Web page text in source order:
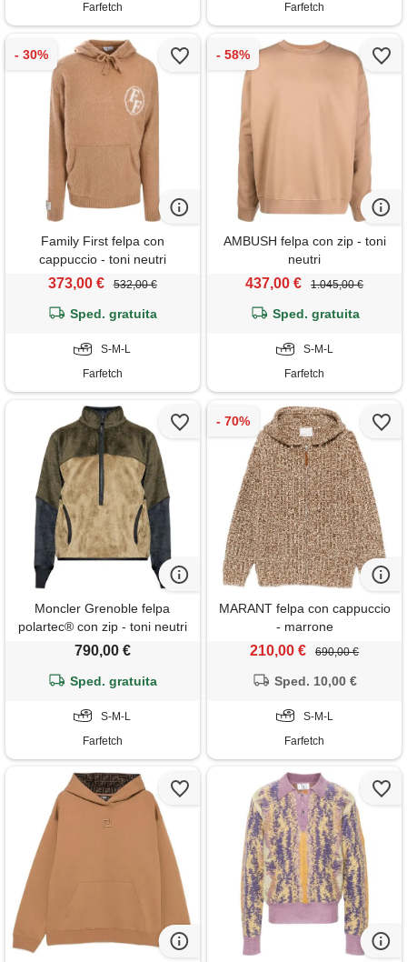
Farfetch
Farfetch
Family First felpa con
cappuccio - toni neutri
373,00 € 532,00 €
Sped. gratuita
S-M-L
Farfetch
AMBUSH felpa con zip - toni
neutri
437,00 € 1.045,00 €
Sped. gratuita
S-M-L
Farfetch
Moncler Grenoble felpa
polartec® con zip - toni neutri
790,00 €
Sped. gratuita
S-M-L
Farfetch
MARANT felpa con cappuccio
- marrone
210,00 € 690,00 €
Sped. 10,00 €
S-M-L
Farfetch